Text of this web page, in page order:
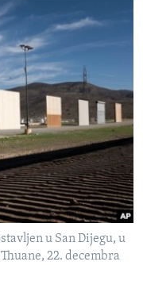
u San Dijegu, u
22. decembra